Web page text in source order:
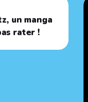
un manga
rater !